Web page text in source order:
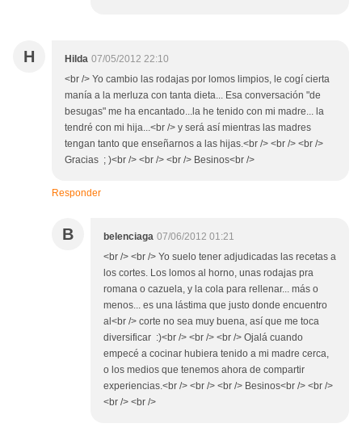
H Hilda 07/05/2012 22:10
<br /> Yo cambio las rodajas por lomos limpios, le cogí cierta
manía a la merluza con tanta dieta... Esa conversación "de
besugas" me ha encantado...la he tenido con mi madre... la
tendré con mi hija...<br /> y será así mientras las madres
tengan tanto que enseñarnos a las hijas.<br /> <br /> <br />
Gracias ; )<br /> <br /> <br /> Besinos<br />
Responder
B belenciaga 07/06/2012 01:21
<br /> <br /> Yo suelo tener adjudicadas las recetas a
los cortes. Los lomos al horno, unas rodajas pra
romana o cazuela, y la cola para rellenar... más o
menos... es una lástima que justo donde encuentro
al<br /> corte no sea muy buena, así que me toca
diversificar :)<br /> <br /> <br /> Ojalá cuando
empecé a cocinar hubiera tenido a mi madre cerca,
o los medios que tenemos ahora de compartir
experiencias.<br /> <br /> <br /> Besinos<br /> <br />
<br /> <br />